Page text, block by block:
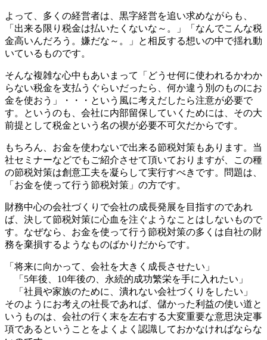
よって、多くの経営者は、黒字経営を追い求めながらも、
「出来る限り税金は払いたくないな～。」「なんでこんな税
金高いんだろう。嫌だな～。」と相反する想いの中で揺れ動
いているものです。
そんな複雑な心中もあいまって「どうせ何に使われるかわか
らない税金を支払うぐらいだったら、何か違う別のものにお
金を使おう」・・・という風に考えだしたら注意が必要で
す。というのも、会社に内部留保していくためには、その大
前提として税金という名の禊が必要不可欠だからです。
もちろん、お金を使わないで出来る節税対策もあります。当
社セミナーなどでもご紹介させて頂いておりますが、この種
の節税対策は創意工夫を凝らして実行すべきです。問題は、
「お金を使って行う節税対策」の方です。
財務中心の会社づくりで会社の成長発展を目指すのであれ
ば、決して節税対策に心血を注ぐようなことはしないもので
す。なぜなら、お金を使って行う節税対策の多くは自社の財
務を棄損するようなものばかりだからです。
「将来に向かって、会社を大きく成長させたい」
「5年後、10年後の、永続的成功繁栄を手に入れたい」
「社員や家族のために、潰れない会社づくりをしたい」
そのようにお考えの社長であれば、儲かった利益の使い道と
いうものは、会社の行く末を左右する大変重要な意思決定事
項であるということをよくよく認識しておかなければならな